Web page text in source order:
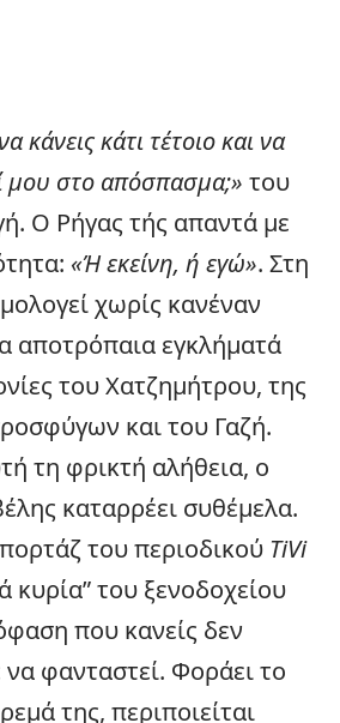
κάνεις κάτι τέτοιο και να
μου στο απόσπασμα;» του
Ο Ρήγας τής απαντά με
«Ή εκείνη, ή εγώ». Στη
χωρίς κανέναν
αποτρόπαια εγκλήματά
του Χατζημήτρου, της
και του Γαζή.
τη φρικτή αλήθεια, ο
καταρρέει συθέμελα.
του περιοδικού TiVi
κυρία” του ξενοδοχείου
που κανείς δεν
φανταστεί. Φοράει το
της, περιποιείται